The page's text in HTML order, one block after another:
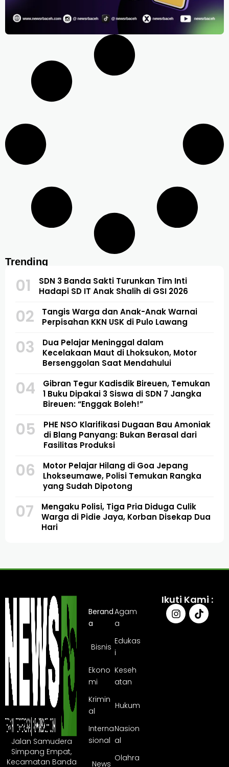
Trending
01
SDN 3 Banda Sakti Turunkan Tim Inti
Hadapi SD IT Anak Shalih di GSI 2026
02
Tangis Warga dan Anak-Anak Warnai
Perpisahan KKN USK di Pulo Lawang
03
Dua Pelajar Meninggal dalam
Kecelakaan Maut di Lhoksukon, Motor
Bersenggolan Saat Mendahului
04
Gibran Tegur Kadisdik Bireuen, Temukan
1 Buku Dipakai 3 Siswa di SDN 7 Jangka
Bireuen: “Enggak Boleh!”
05
PHE NSO Klarifikasi Dugaan Bau Amoniak
di Blang Panyang: Bukan Berasal dari
Fasilitas Produksi
06
Motor Pelajar Hilang di Goa Jepang
Lhokseumawe, Polisi Temukan Rangka
yang Sudah Dipotong
07
Mengaku Polisi, Tiga Pria Diduga Culik
Warga di Pidie Jaya, Korban Disekap Dua
Hari
Jalan Samudera
Simpang Empat,
Kecamatan Banda
Berand
a
Agam
a
Bisnis
Edukas
i
Ekono
mi
Keseh
atan
Krimin
al
Hukum
Interna
sional
Nasion
al
News
Olahra
Ikuti Kami :